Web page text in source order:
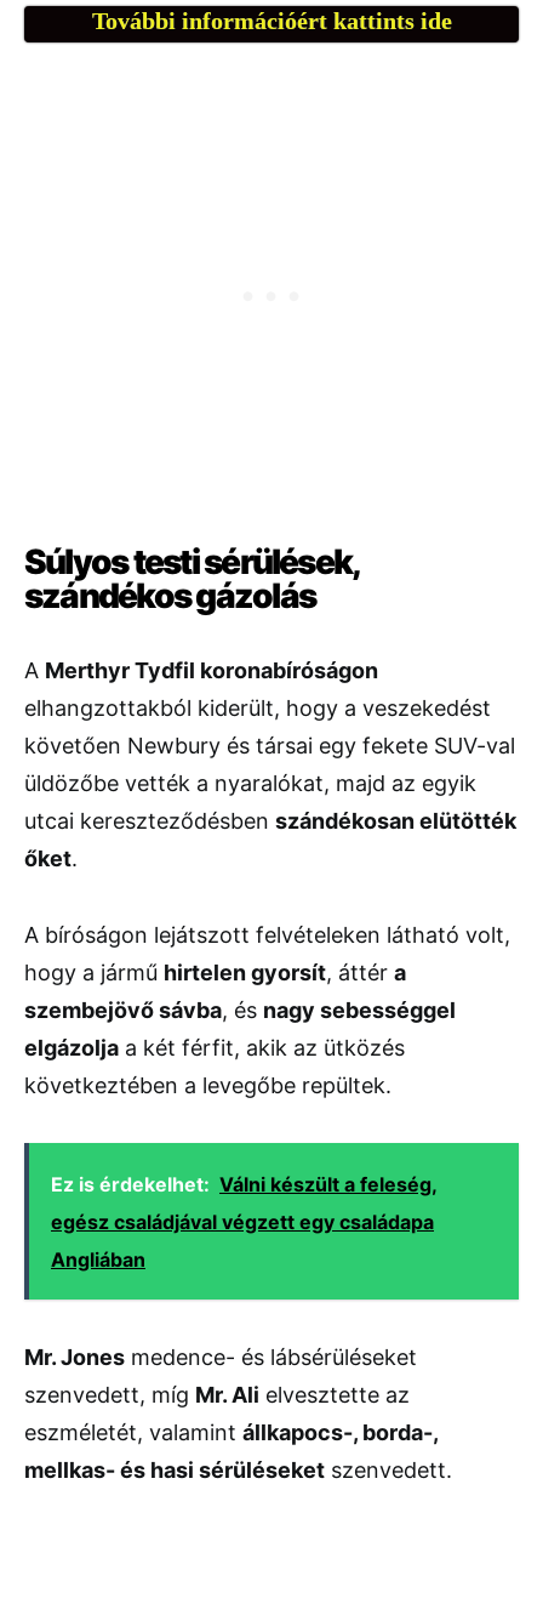
További információért kattints ide
Súlyos testi sérülések,
szándékos gázolás
A Merthyr Tydfil koronabíróságon
elhangzottakból kiderült, hogy a veszekedést
követően Newbury és társai egy fekete SUV-val
üldözőbe vették a nyaralókat, majd az egyik
utcai kereszteződésben szándékosan elütötték
őket.
A bíróságon lejátszott felvételeken látható volt,
hogy a jármű hirtelen gyorsít, áttér a
szembejövő sávba, és nagy sebességgel
elgázolja a két férfit, akik az ütközés
következtében a levegőbe repültek.
Ez is érdekelhet: Válni készült a feleség,
egész családjával végzett egy családapa
Angliában
Mr. Jones medence- és lábsérüléseket
szenvedett, míg Mr. Ali elvesztette az
eszméletét, valamint állkapocs-, borda-,
mellkas- és hasi sérüléseket szenvedett.